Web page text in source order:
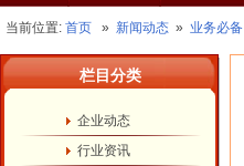
当前位置: 首页 » 新闻动态 » 业务必备
栏目分类
企业动态
行业资讯